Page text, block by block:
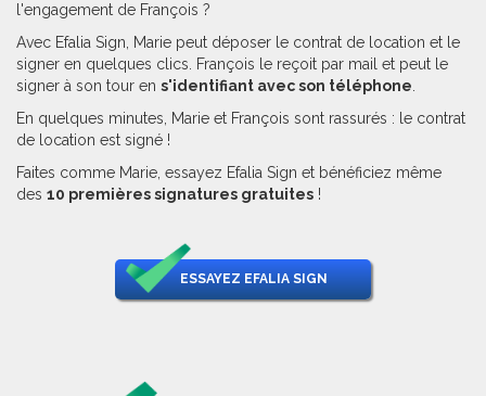
l'engagement de François ?
Avec Efalia Sign, Marie peut déposer le contrat de location et le
signer en quelques clics. François le reçoit par mail et peut le
signer à son tour en s'identifiant avec son téléphone
En quelques minutes, Marie et François sont rassurés : le contrat
de location est signé !
Faites comme Marie, essayez Efalia Sign et bénéficiez même
des 10 premières signatures gratuites !
ESSAYEZ EFALIA SIGN